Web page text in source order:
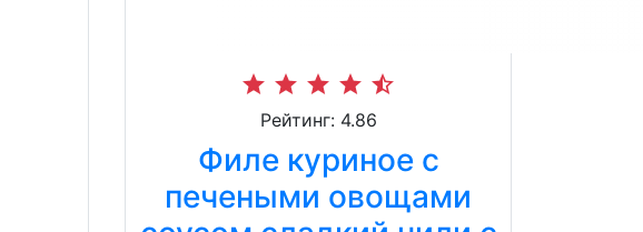
star star star star star_half
Рейтинг: 4.86
Филе куриное с
печеными овощами